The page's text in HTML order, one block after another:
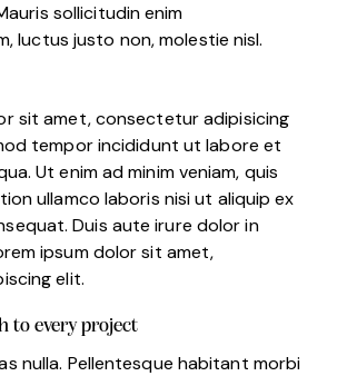
sollicitudin enim
luctus justo non, molestie nisl.
sit amet, consectetur adipisicing
tempor incididunt ut labore et
Ut enim ad minim veniam, quis
ullamco laboris nisi ut aliquip ex
Duis aute irure dolor in
ipsum dolor sit amet,
elit.
to every project
nulla. Pellentesque habitant morbi